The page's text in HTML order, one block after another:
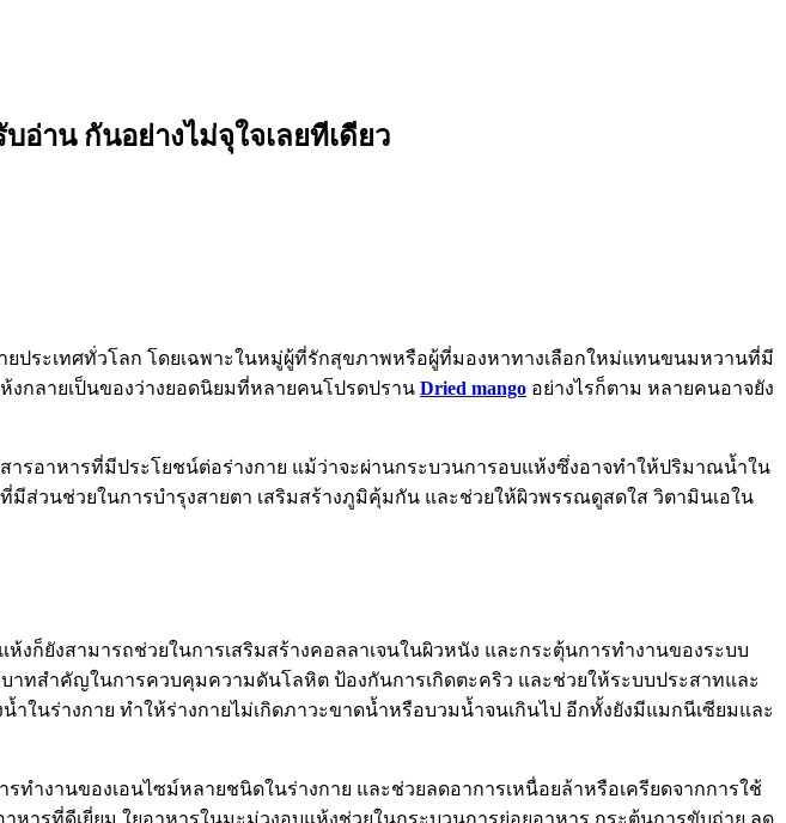
าน กันอย่างไม่จุใจเลยทีเดียว
ยประเทศทั่วโลก โดยเฉพาะในหมู่ผู้ที่รักสุขภาพหรือผู้ที่มองหาทางเลือกใหม่แทนขนมหวานที่มี
งกลายเป็นของว่างยอดนิยมที่หลายคนโปรดปราน Dried mango อย่างไรก็ตาม หลายคนอาจยัง
อาหารที่มีประโยชน์ต่อร่างกาย แม้ว่าจะผ่านกระบวนการอบแห้งซึ่งอาจทำให้ปริมาณน้ำใน
มีส่วนช่วยในการบำรุงสายตา เสริมสร้างภูมิคุ้มกัน และช่วยให้ผิวพรรณดูสดใส วิตามินเอใน
ก็ยังสามารถช่วยในการเสริมสร้างคอลลาเจนในผิวหนัง และกระตุ้นการทำงานของระบบ
ทสำคัญในการควบคุมความดันโลหิต ป้องกันการเกิดตะคริว และช่วยให้ระบบประสาทและ
ในร่างกาย ทำให้ร่างกายไม่เกิดภาวะขาดน้ำหรือบวมน้ำจนเกินไป อีกทั้งยังมีแมกนีเซียมและ
ำงานของเอนไซม์หลายชนิดในร่างกาย และช่วยลดอาการเหนื่อยล้าหรือเครียดจากการใช้